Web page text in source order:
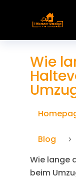
Wie
Blog 5
Wie lange
beim